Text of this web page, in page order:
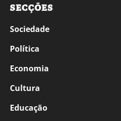
SECÇÕES
Sociedade
Política
Economia
Cultura
Educação